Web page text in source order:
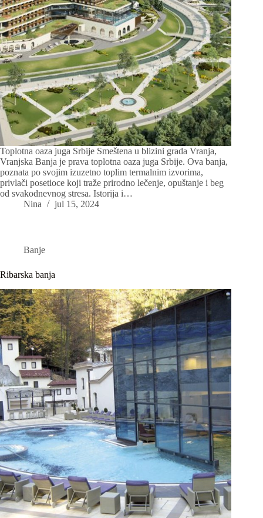
Toplotna oaza juga Srbije Smeštena u blizini grada Vranja,
Vranjska Banja je prava toplotna oaza juga Srbije. Ova banja,
poznata po svojim izuzetno toplim termalnim izvorima,
privlači posetioce koji traže prirodno lečenje, opuštanje i beg
od svakodnevnog stresa. Istorija i…
Nina
jul 15, 2024
Banje
Ribarska banja